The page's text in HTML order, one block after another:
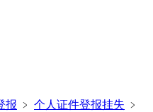
报 ﹥ 个人证件登报挂失 ﹥